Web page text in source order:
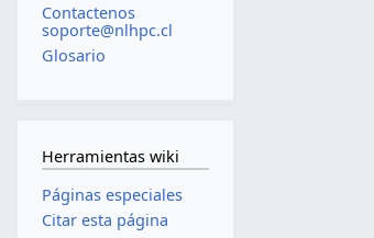
Contactenos
soporte@nlhpc.cl
Glosario
Herramientas wiki
Páginas especiales
Citar esta página